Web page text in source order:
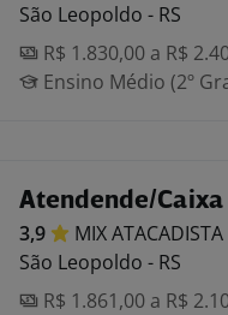
São Leopoldo - RS
R$ 1.830,00 a R$
Ensino Médio (2º
Atendende/Caixa
3,9 MIX ATACADISTA
São Leopoldo - RS
R$ 1.861,00 a R$